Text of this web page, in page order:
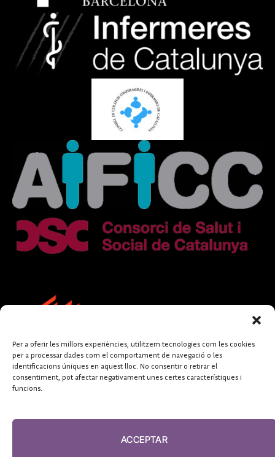
Per a oferir les millors experiències, utilitzem tecnologies com les cookies
per a processar dades com el comportament de navegació o les
identificacions úniques en aquest lloc. No consentir o retirar el
consentiment, pot afectar negativament unes certes característiques i
funcions.
ACCEPTAR
FUNDACIÓ